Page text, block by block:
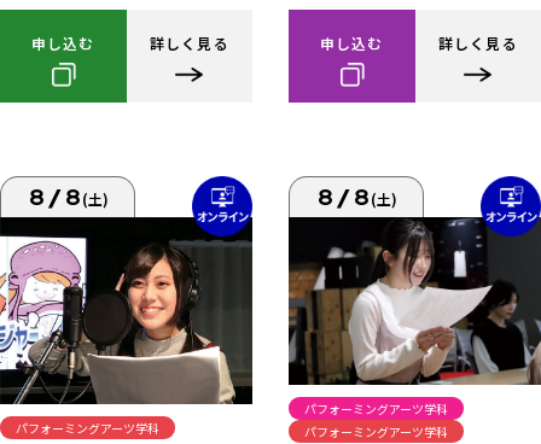
申し込む 詳しく見る 申し込む 詳しく見る
8/8(土)
パフォーミングアーツ学科
8/8(土)
パフォーミングアーツ学科
パフォーミングアーツ学科